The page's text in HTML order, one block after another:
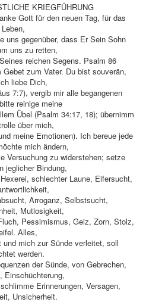
KRIEGFÜHRUNG
Gott für den neuen Tag, für das
Leben,
uns gegenüber, dass Er Sein Sohn
uns zu retten,
reichen Segens. Psalm 86
zum Vater. Du bist souverän,
liebe Dich,
7:7), vergib mir alle begangenen
reinige meine
Übel (Psalm 34:17, 18); übernimm
über mich,
meine Emotionen). Ich bereue jede
mich ändern,
Versuchung zu widerstehen; setze
jeglicher Bindung,
schlechter Laune, Eifersucht,
Arroganz, Selbstsucht,
Mutlosigkeit,
Pessimismus, Geiz, Zorn, Stolz,
Alles,
mich zur Sünde verleitet, soll
werden.
der Sünde, von Gebrechen,
Einschüchterung,
Erinnerungen, Versagen,
Unsicherheit.